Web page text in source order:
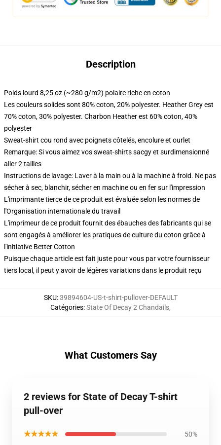
Description
Poids lourd 8,25 oz (~280 g/m2) polaire riche en coton
Les couleurs solides sont 80% coton, 20% polyester. Heather Grey est
70% coton, 30% polyester. Charbon Heather est 60% coton, 40%
polyester
Sweat-shirt cou rond avec poignets côtelés, encolure et ourlet
Remarque: Si vous aimez vos sweat-shirts sacgy et surdimensionné
aller 2 tailles
Instructions de lavage: Laver à la main ou à la machine à froid. Ne pas
sécher à sec, blanchir, sécher en machine ou en fer sur l'impression
L'imprimante tierce de ce produit est évaluée selon les normes de
l'Organisation internationale du travail
L'imprimeur de ce produit fournit des ébauches des fabricants qui se
sont engagés à améliorer les pratiques de culture du coton grâce à
l'initiative Better Cotton
Puisque chaque article est fait juste pour vous par votre fournisseur
tiers local, il peut y avoir de légères variations dans le produit reçu
SKU:39894604-US-t-shirt-pullover-DEFAULT
Catégories:State Of Decay 2 Chandails,
What Customers Say
2 reviews for State of Decay T-shirt
pull-over
★★★★★ 50%